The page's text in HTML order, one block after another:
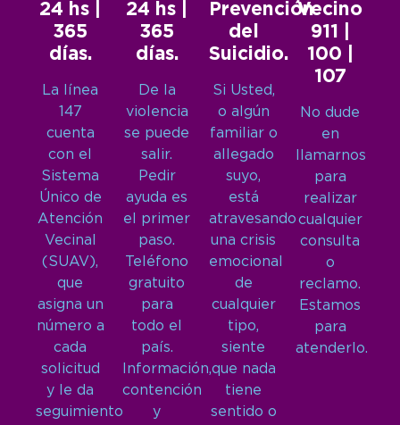
24 hs |
365
días.
La línea
147
cuenta
con el
Sistema
Único de
Atención
Vecinal
(SUAV),
que
asigna un
número a
cada
solicitud
y le da
seguimiento
24 hs |
365
días.
De la
violencia
se puede
salir.
Pedir
ayuda es
el primer
paso.
Teléfono
gratuito
para
todo el
país.
Información,
contención
y
Prevención
del
Suicidio.
Si Usted,
o algún
familiar o
allegado
suyo,
está
atravesando
una crisis
emocional
de
cualquier
tipo,
siente
que nada
tiene
sentido o
Vecino
911 |
100 |
107
No dude
en
llamarnos
para
realizar
cualquier
consulta
o
reclamo.
Estamos
para
atenderlo.